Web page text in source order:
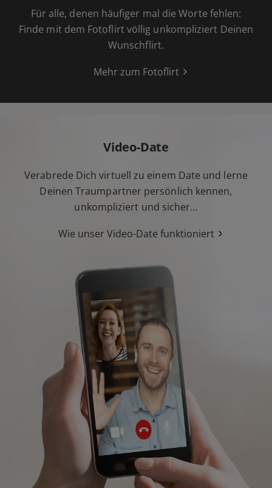
Für alle, denen häufiger mal die Worte fehlen:
Finde mit dem Fotoflirt völlig unkompliziert Deinen
Wunschflirt.
Mehr zum Fotoflirt
Video-Date
Verabrede Dich virtuell zu einem Date und lerne
Deinen Traumpartner persönlich kennen,
unkompliziert und sicher…
Wie unser Video-Date funktioniert